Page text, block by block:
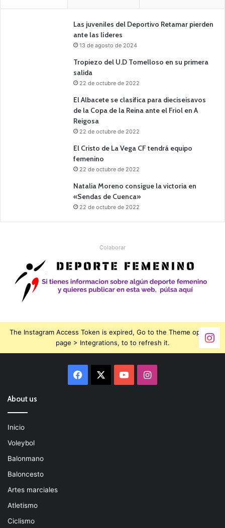
Las juveniles del Deportivo Retamar pierden
ante las líderes
13 de agosto de 2024
Tropiezo del U.D Tomelloso en su primera
salida
22 de octubre de 2022
El Albacete se clasifica para dieciseisavos
de la Copa de la Reina ante el Friol en A
Reigosa
22 de octubre de 2022
El Cristo de La Vega CF tendrá equipo
femenino
22 de octubre de 2022
Natalia Moreno consigue la victoria en
«Sendas de Cuenca»
22 de octubre de 2022
Colaborar
The Instagram Access Token is expired, Go to the Theme options
page > Integrations, to to refresh it.
Facebook YouTubeInstagram
About us
Inicio
Voleybol
Balonmano
Baloncesto
Artes marciales
Atletismo
Ciclismo